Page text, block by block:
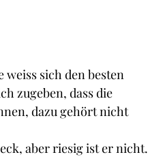
sich den besten
zugeben, dass die
dazu gehört nicht
aber riesig ist er nicht.